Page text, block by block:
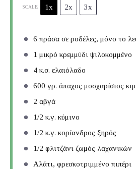
SCALE 1x 2x 3x
6 πράσα σε ροδέλες, μόνο το
1 μικρό κρεμμύδι ψιλοκομμένο
4 κ.σ. ελαιόλαδο
600 γρ. άπαχος μοσχαρίσιος
2 αβγά
1/2 κ.γ. κύμινο
1/2 κ.γ. κορίανδρος ξηρός
1/2 φλιτζάνι ζωμός λαχανικών
Αλάτι, φρεσκοτριμμένο πιπέρι